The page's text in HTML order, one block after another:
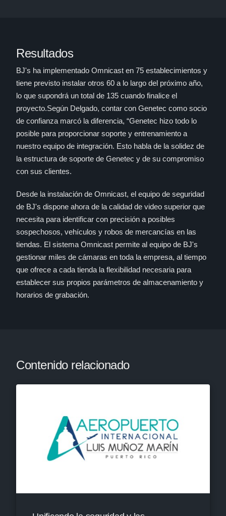
Resultados
BJ's ha implementado Omnicast en 75 establecimientos y
tiene previsto instalar otros 60 a lo largo del próximo año,
lo que supondrá un total de 135 cuando finalice el
proyecto.Según Delgado, contar con Genetec como socio
de confianza marcó la diferencia, “Genetec hizo todo lo
posible para proporcionar soporte y entrenamiento a
nuestro equipo de integración. Esto habla de la solidez de
la estructura de soporte de Genetec y de su compromiso
con sus clientes.
Desde la instalación de Omnicast, el equipo de seguridad
de BJ's dispone ahora de la calidad de video superior que
necesita para identificar con precisión a posibles
sospechosos, vehículos y robos de mercancías en las
tiendas. El sistema Omnicast permite al equipo de BJ's
gestionar miles de cámaras en toda la empresa, al tiempo
que ofrece a cada tienda la flexibilidad necesaria para
establecer sus propios parámetros de almacenamiento y
horarios de grabación.
Contenido relacionado